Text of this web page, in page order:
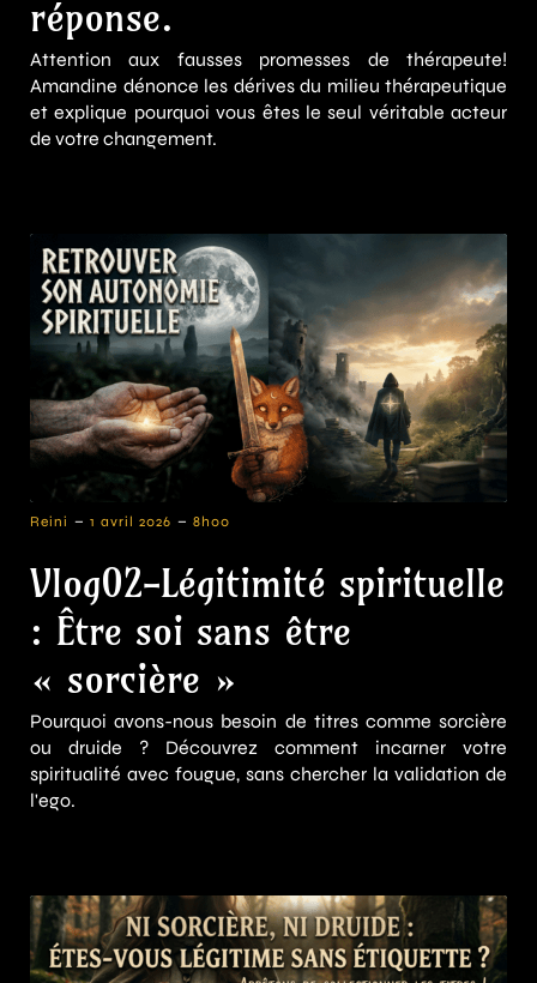
réponse.
Attention aux fausses promesses de thérapeute!
Amandine dénonce les dérives du milieu thérapeutique
et explique pourquoi vous êtes le seul véritable acteur
de votre changement.
Reini - 1 avril 2026 - 8h00
Vlog02-Légitimité spirituelle
: Être soi sans être
« sorcière »
Pourquoi avons-nous besoin de titres comme sorcière
ou druide ? Découvrez comment incarner votre
spiritualité avec fougue, sans chercher la validation de
l'ego.